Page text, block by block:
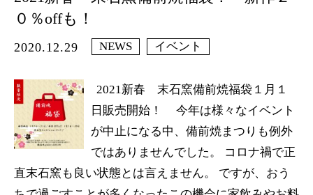
０％offも！
2020.12.29 NEWS イベント
2021新春 末石窯備前焼福袋１月１
日販売開始！ 今年は様々なイベント
が中止になる中、備前焼まつりも例外
ではありませんでした。 コロナ禍で正
直末石窯も良い状態とは言えません。 ですが、おう